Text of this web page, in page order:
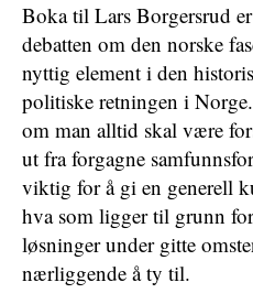
Boka til Lars Borgersrud
debatten om den norske
nyttig element i den
politiske retningen i
om man alltid skal være
ut fra forgagne
viktig for å gi en generell
hva som ligger til grunn
løsninger under gitte
nærliggende å ty til.